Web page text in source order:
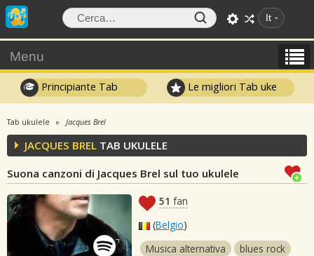
It
Menu
Principiante Tab Le migliori Tab uke
Tab ukulele Jacques Brel
JACQUES BREL TAB UKULELE
Suona canzoni di Jacques Brel sul tuo ukulele
51 fan
(Belgio)
Musica alternativa
blues rock